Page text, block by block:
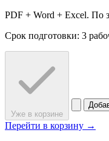
PDF + Word + Excel. По
Срок подготовки: 3
Уже в корзине
Перейти в корзину →